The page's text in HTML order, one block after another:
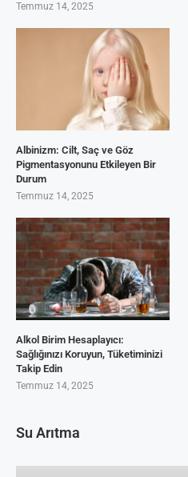
Temmuz 14, 2025
Albinizm: Cilt, Saç ve Göz
Pigmentasyonunu Etkileyen Bir
Durum
Temmuz 14, 2025
Alkol Birim Hesaplayıcı:
Sağlığınızı Koruyun, Tüketiminizi
Takip Edin
Temmuz 14, 2025
Su Arıtma